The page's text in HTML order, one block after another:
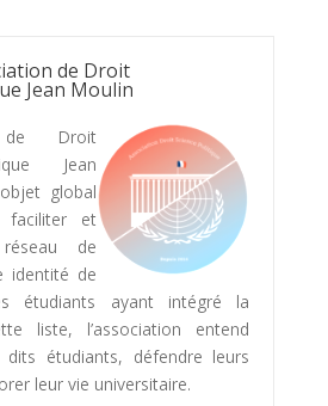
de Droit
Jean Moulin
de Droit
Jean
global
faciliter et
de
identité de
étudiants ayant intégré la
liste, l’association entend
dits étudiants, défendre leurs
leur vie universitaire.